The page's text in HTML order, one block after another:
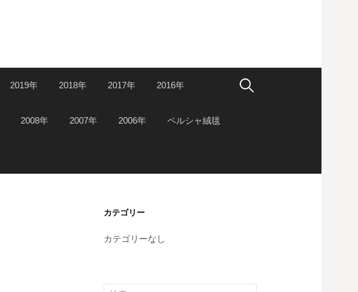
2019年 2018年 2017年 2016年
2008年 2007年 2006年 ペルシャ絨毯
検
カテゴリー
カテゴリーなし
検